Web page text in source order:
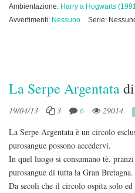
Ambientazione: Harry a Hogwarts
Avvertimenti: Nessuno Serie:
La Serpe Argentatadi
19/04/13 3 6 29014
La Serpe Argentata è un circolo
purosangue possono accedervi.
In quel luogo si consumano tè,
purosangue di tutta la Gran Bretagna.
Da secoli che il circolo ospita solo